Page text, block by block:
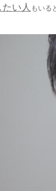
い人 もいる